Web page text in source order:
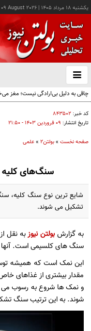
يکشنبه ۱۸ مرداد ۱۴۰۵ |
August 2026
باز
و
چاقی به دلیل بی‌ارادگی نیست؛ مغز
کد خبر: ۸۴۳۵۰۲
تاریخ انتشار: ۰۹ فروردين ۱۴۰۳ - ۲۱:۵۰
صفحه نخست »بولتن2 »علمی
سنگ‌های
شایع ترین نوع سنگ کلیه،
تشکیل می شوند.
به گزارشبولتن نیوزبه نقل
سنگ های کلسیمی است. آنها
این نمک است که همیشه
مقدار بیشتری از غذاهای
و نمک ها شروع به رسوب
شوند. به این ترتیب سنگ